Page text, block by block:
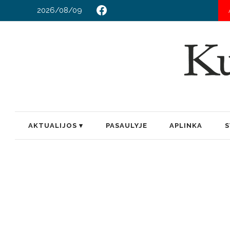
2026/08/09
AKTUALIJOS PASAULYJE APLINKA